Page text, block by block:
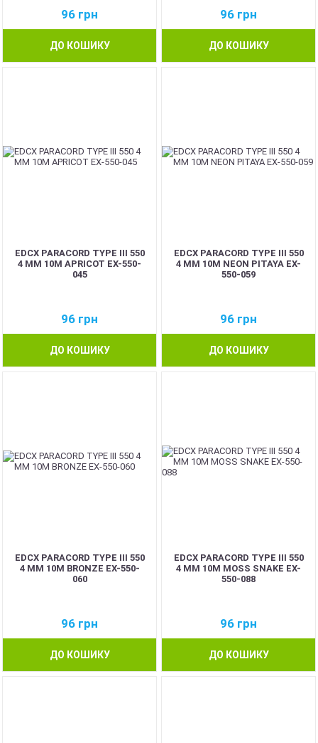
96 грн
ДО КОШИКУ
96 грн
ДО КОШИКУ
EDCX PARACORD TYPE III 550
4 ММ 10М APRICOT EX-550-
045
96 грн
ДО КОШИКУ
EDCX PARACORD TYPE III 550
4 ММ 10М NEON PITAYA EX-
550-059
96 грн
ДО КОШИКУ
EDCX PARACORD TYPE III 550
4 ММ 10М BRONZE EX-550-
060
96 грн
ДО КОШИКУ
EDCX PARACORD TYPE III 550
4 ММ 10М MOSS SNAKE EX-
550-088
96 грн
ДО КОШИКУ